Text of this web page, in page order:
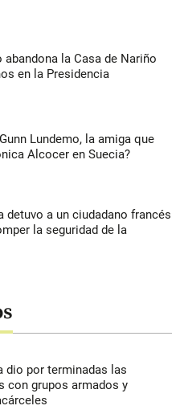
abandona la Casa de Nariño
en la Presidencia
Lundemo, la amiga que
Alcocer en Suecia?
detuvo a un ciudadano francés
la seguridad de la
dio por terminadas las
con grupos armados y